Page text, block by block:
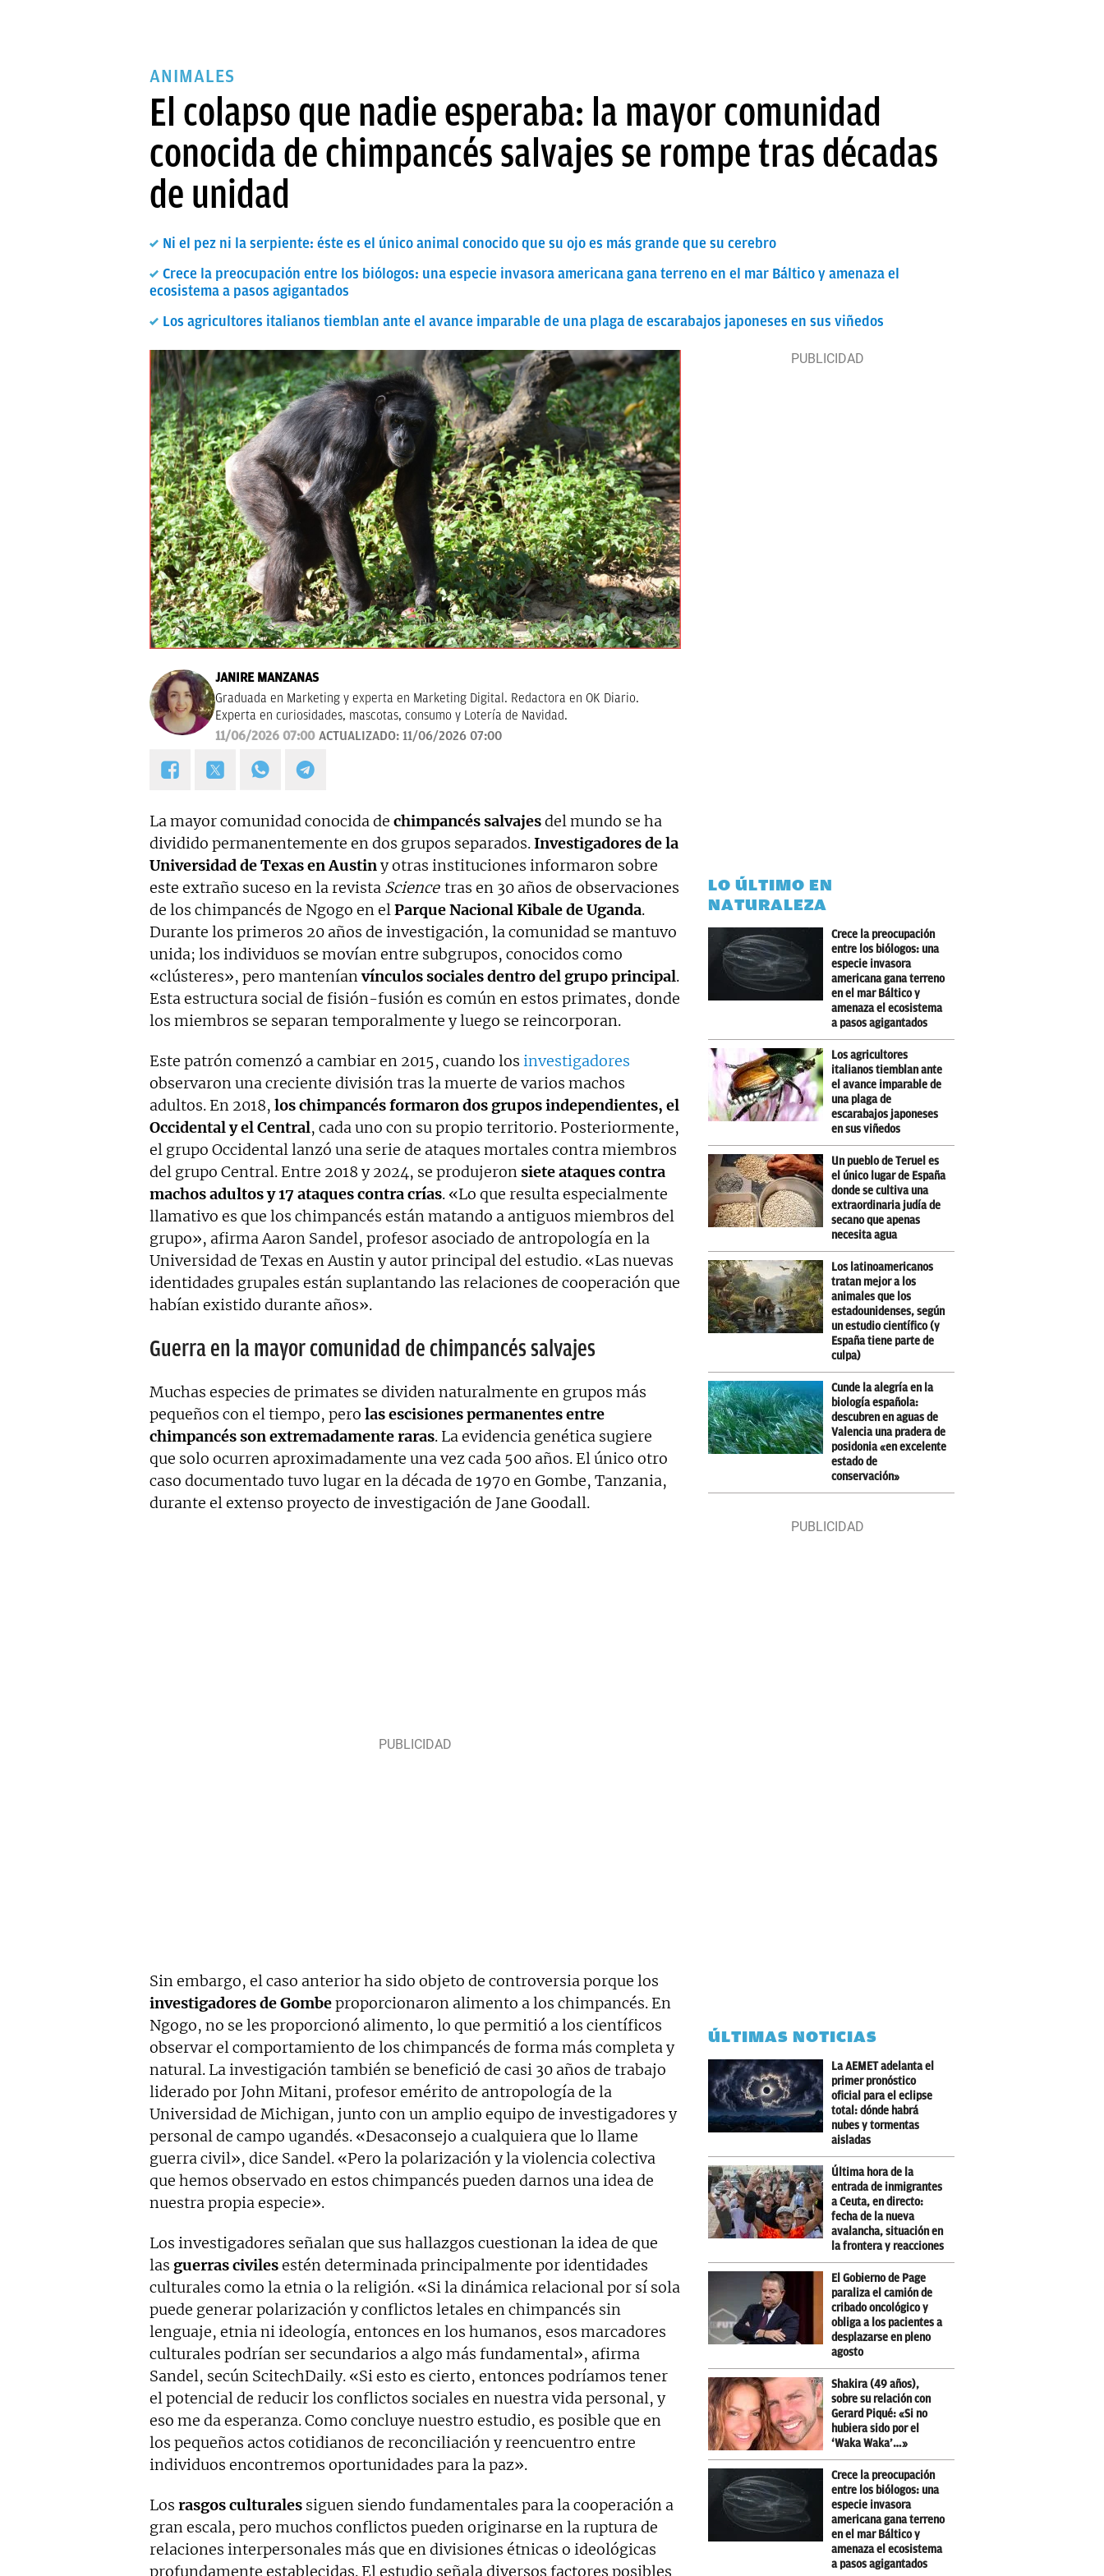
ANIMALES
El colapso que nadie esperaba: la mayor comunidad
conocida de chimpancés salvajes se rompe tras décadas
de unidad
Ni el pez ni la serpiente: éste es el único animal conocido que su ojo es más grande que su cerebro
Crece la preocupación entre los biólogos: una especie invasora americana gana terreno en el mar Báltico y amenaza el
ecosistema a pasos agigantados
Los agricultores italianos tiemblan ante el avance imparable de una plaga de escarabajos japoneses en sus viñedos
JANIRE MANZANAS
Graduada en Marketing y experta en Marketing Digital. Redactora en OK Diario.
Experta en curiosidades, mascotas, consumo y Lotería de Navidad.
11/06/2026 07:00 ACTUALIZADO: 11/06/2026 07:00
La mayor comunidad conocida de chimpancés salvajesdel mundo se ha
dividido permanentemente en dos grupos separados.Investigadores de la
Universidad de Texas en Austiny otras instituciones informaron sobre
este extraño suceso en la revista Science tras en 30 años de observaciones
de los chimpancés de Ngogo en elParque Nacional Kibale de Uganda.
Durante los primeros 20 años de investigación, la comunidad se mantuvo
unida; los individuos se movían entre subgrupos, conocidos como
«clústeres», pero manteníanvínculos sociales dentro del grupo principal.
Esta estructura social de fisión-fusión es común en estos primates, donde
los miembros se separan temporalmente y luego se reincorporan.
Este patrón comenzó a cambiar en 2015, cuando los investigadores
observaron una creciente división tras la muerte de varios machos
adultos. En 2018, los chimpancés formaron dos grupos independientes, el
Occidental y el Central, cada uno con su propio territorio. Posteriormente,
el grupo Occidental lanzó una serie de ataques mortales contra miembros
del grupo Central. Entre 2018 y 2024, se produjeronsiete ataques contra
machos adultos y 17 ataques contra crías. «Lo que resulta especialmente
llamativo es que los chimpancés están matando a antiguos miembros del
grupo», afirma Aaron Sandel, profesor asociado de antropología en la
Universidad de Texas en Austin y autor principal del estudio. «Las nuevas
identidades grupales están suplantando las relaciones de cooperación que
habían existido durante años».
Guerra en la mayor comunidad de chimpancés salvajes
Muchas especies de primates se dividen naturalmente en grupos más
pequeños con el tiempo, pero las escisiones permanentes entre
chimpancés son extremadamente raras. La evidencia genética sugiere
que solo ocurren aproximadamente una vez cada 500 años. El único otro
caso documentado tuvo lugar en la década de 1970 en Gombe, Tanzania,
durante el extenso proyecto de investigación de Jane Goodall.
Sin embargo, el caso anterior ha sido objeto de controversia porque los
investigadores de Gombeproporcionaron alimento a los chimpancés. En
Ngogo, no se les proporcionó alimento, lo que permitió a los científicos
observar el comportamiento de los chimpancés de forma más completa y
natural. La investigación también se benefició de casi 30 años de trabajo
liderado por John Mitani, profesor emérito de antropología de la
Universidad de Michigan, junto con un amplio equipo de investigadores y
personal de campo ugandés. «Desaconsejo a cualquiera que lo llame
guerra civil», dice Sandel. «Pero la polarización y la violencia colectiva
que hemos observado en estos chimpancés pueden darnos una idea de
nuestra propia especie».
Los investigadores señalan que sus hallazgos cuestionan la idea de que
las guerras civilesestén determinada principalmente por identidades
culturales como la etnia o la religión. «Si la dinámica relacional por sí sola
puede generar polarización y conflictos letales en chimpancés sin
lenguaje, etnia ni ideología, entonces en los humanos, esos marcadores
culturales podrían ser secundarios a algo más fundamental», afirma
Sandel, secún ScitechDaily. «Si esto es cierto, entonces podríamos tener
el potencial de reducir los conflictos sociales en nuestra vida personal, y
eso me da esperanza. Como concluye nuestro estudio, es posible que en
los pequeños actos cotidianos de reconciliación y reencuentro entre
individuos encontremos oportunidades para la paz».
Los rasgos culturales siguen siendo fundamentales para la cooperación a
gran escala, pero muchos conflictos pueden originarse en la ruptura de
relaciones interpersonales más que en divisiones étnicas o ideológicas
profundamente establecidas. El estudio señala diversos factores posibles
LO ÚLTIMO EN
NATURALEZA
Crece la preocupación
entre los biólogos: una
especie invasora
americana gana terreno
en el mar Báltico y
amenaza el ecosistema
a pasos agigantados
Los agricultores
italianos tiemblan ante
el avance imparable de
una plaga de
escarabajos japoneses
en sus viñedos
Un pueblo de Teruel es
el único lugar de España
donde se cultiva una
extraordinaria judía de
secano que apenas
necesita agua
Los latinoamericanos
tratan mejor a los
animales que los
estadounidenses, según
un estudio científico (y
España tiene parte de
culpa)
Cunde la alegría en la
biología española:
descubren en aguas de
Valencia una pradera de
posidonia «en excelente
estado de
conservación»
ÚLTIMAS NOTICIAS
La AEMET adelanta el
primer pronóstico
oficial para el eclipse
total: dónde habrá
nubes y tormentas
aisladas
Última hora de la
entrada de inmigrantes
a Ceuta, en directo:
fecha de la nueva
avalancha, situación en
la frontera y reacciones
El Gobierno de Page
paraliza el camión de
cribado oncológico y
obliga a los pacientes a
desplazarse en pleno
agosto
Shakira (49 años),
sobre su relación con
Gerard Piqué: «Si no
hubiera sido por el
‘Waka Waka’…»
Crece la preocupación
entre los biólogos: una
especie invasora
americana gana terreno
en el mar Báltico y
amenaza el ecosistema
a pasos agigantados